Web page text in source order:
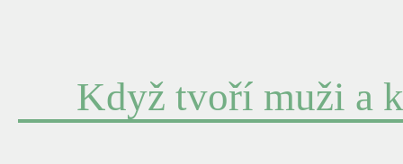
Když tvoří muži a